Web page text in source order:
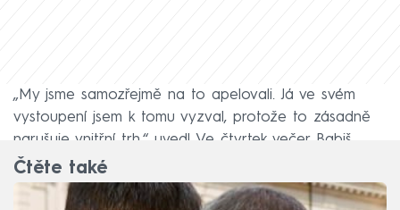
„My jsme samozřejmě na to apelovali. Já ve svém
vystoupení jsem k tomu vyzval, protože to zásadně
narušuje vnitřní trh,“ uvedl Ve čtvrtek večer Babiš.
Čtěte také